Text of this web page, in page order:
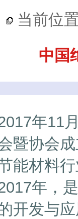
当前位
中国
年11
暨协会
能材料
年，
开发与